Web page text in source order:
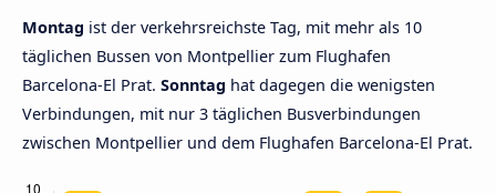
Montag ist der verkehrsreichste Tag, mit mehr als 10
täglichen Bussen von Montpellier zum Flughafen
Barcelona-El Prat. Sonntag hat dagegen die wenigsten
Verbindungen, mit nur 3 täglichen Busverbindungen
zwischen Montpellier und dem Flughafen Barcelona-El Prat.